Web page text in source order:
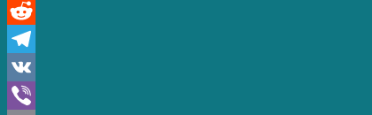
Pinterest
Reddit
Telegram
VK